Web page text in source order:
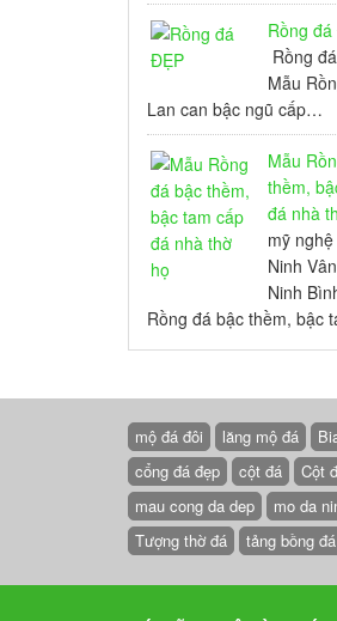
Rồng
Rồng
Mẫu
Lan can bậc ngũ cấp…
Mẫu
thềm,
đá nhà
mỹ
Ninh
Ninh
Rồng đá bậc thềm, bậc
mộ đá đôi lăng mộ đá
cổng đá đẹp
cột đá Cột
mau cong da dep
mo da
Tượng thờ đá
tảng bồng đá